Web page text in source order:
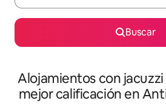
Buscar
Alojamientos con
mejor calificación en